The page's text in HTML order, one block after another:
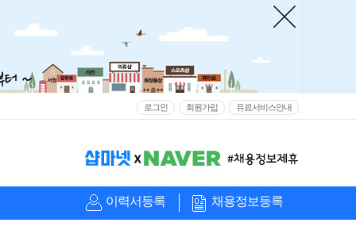
로그인 회원가입 유료서비스안내
이력서등록 채용정보등록